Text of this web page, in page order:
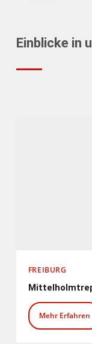
Einblicke in
FREIBURG
Mehr Erfahren